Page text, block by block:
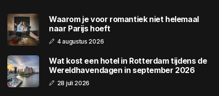
Waarom je voor romantiek niet helemaal
naar Parijs hoeft
4 augustus 2026
Wat kost een hotel in Rotterdam tijdens de
Wereldhavendagen in september 2026
28 juli 2026